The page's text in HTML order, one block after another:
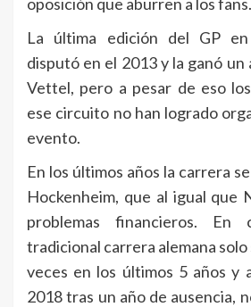
La última edición del GP
disputó en el 2013 y la ganó un
Vettel, pero a pesar de eso
ese circuito no han logrado
evento.
En los últimos años la carrera
Hockenheim, que al igual que
problemas financieros. En
tradicional carrera alemana
veces en los últimos 5 años y
2018 tras un año de ausencia,